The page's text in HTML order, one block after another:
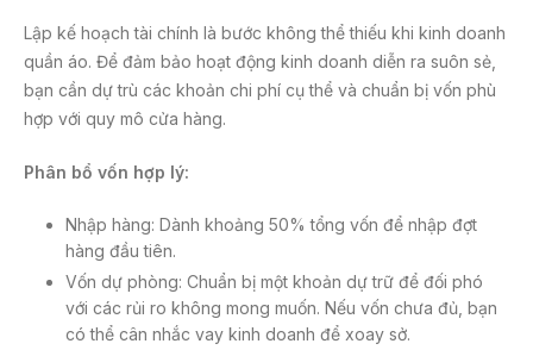
Lập kế hoạch tài chính là bước không thể thiếu khi kinh doanh
quần áo. Để đảm bảo hoạt động kinh doanh diễn ra suôn sẻ,
bạn cần dự trù các khoản chi phí cụ thể và chuẩn bị vốn phù
hợp với quy mô cửa hàng.
Phân bổ vốn hợp lý:
Nhập hàng: Dành khoảng 50% tổng vốn để nhập đợt
hàng đầu tiên.
Vốn dự phòng: Chuẩn bị một khoản dự trữ để đối phó
với các rủi ro không mong muốn. Nếu vốn chưa đủ, bạn
có thể cân nhắc vay kinh doanh để xoay sở.